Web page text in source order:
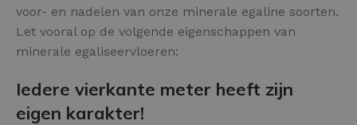
voor- en nadelen van onze minerale egaline soorten.
Let vooral op de volgende eigenschappen van
minerale egaliseervloeren:
Iedere vierkante meter heeft zijn
eigen karakter!